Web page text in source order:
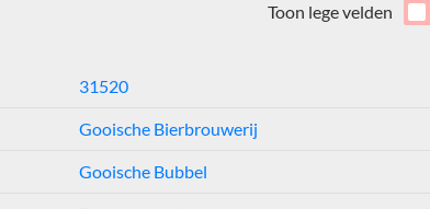
Toon lege velden
31520
Gooische Bierbrouwerij
Gooische Bubbel